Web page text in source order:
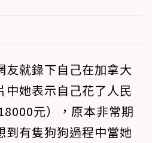
友就錄下自己在加拿大
中她表示自己花了人民
元），原本非常期
到有隻狗狗過程中當她